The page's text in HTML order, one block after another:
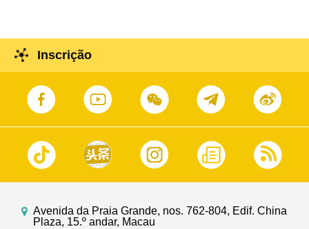
Inscrição
Avenida da Praia Grande, nos. 762-804, Edif. China
Plaza, 15.º andar, Macau